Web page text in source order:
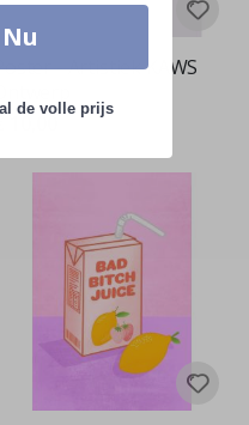
- Artistiek KAWS
de volle prijs